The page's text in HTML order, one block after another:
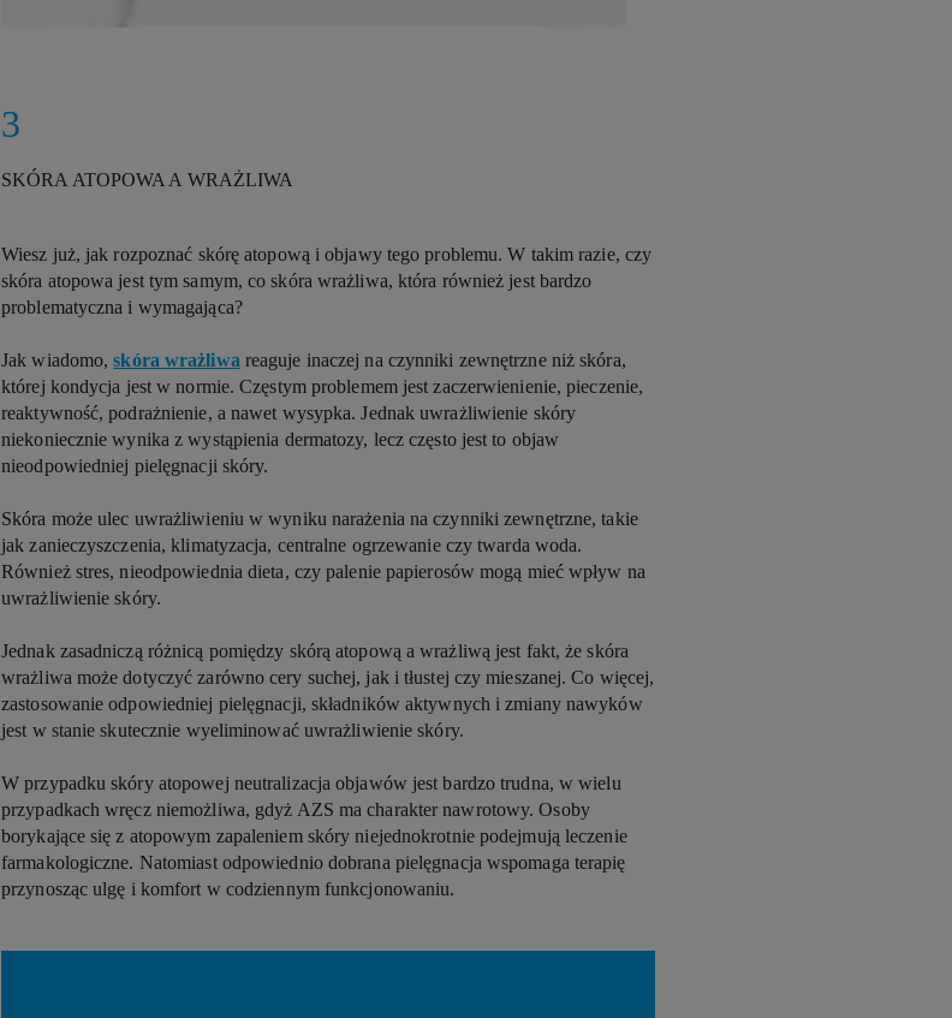
SKÓRA ATOPOWA A WRAŻLIWA
Wiesz już, jak rozpoznać skórę atopową i objawy tego problemu. W takim razie, czy
skóra atopowa jest tym samym, co skóra wrażliwa, która również jest bardzo
problematyczna i wymagająca?
Jak wiadomo,skóra wrażliwa reaguje inaczej na czynniki zewnętrzne niż skóra,
której kondycja jest w normie. Częstym problemem jest zaczerwienienie, pieczenie,
reaktywność, podrażnienie, a nawet wysypka. Jednak uwrażliwienie skóry
niekoniecznie wynika z wystąpienia dermatozy, lecz często jest to objaw
nieodpowiedniej pielęgnacji skóry.
Skóra może ulec uwrażliwieniu w wyniku narażenia na czynniki zewnętrzne, takie
jak zanieczyszczenia, klimatyzacja, centralne ogrzewanie czy twarda woda.
Również stres, nieodpowiednia dieta, czy palenie papierosów mogą mieć wpływ na
uwrażliwienie skóry.
Jednak zasadniczą różnicą pomiędzy skórą atopową a wrażliwą jest fakt, że skóra
wrażliwa może dotyczyć zarówno cery suchej, jak i tłustej czy mieszanej. Co więcej,
zastosowanie odpowiedniej pielęgnacji, składników aktywnych i zmiany nawyków
jest w stanie skutecznie wyeliminować uwrażliwienie skóry.
W przypadku skóry atopowej neutralizacja objawów jest bardzo trudna, w wielu
przypadkach wręcz niemożliwa, gdyż AZS ma charakter nawrotowy. Osoby
borykające się z atopowym zapaleniem skóry niejednokrotnie podejmują leczenie
farmakologiczne. Natomiast odpowiednio dobrana pielęgnacja wspomaga terapię
przynosząc ulgę i komfort w codziennym funkcjonowaniu.